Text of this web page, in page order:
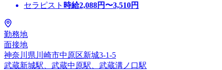
セラピスト 時給2,088円〜3,510円
勤務地
面接地
神奈川県川崎市中原区新城3-1-5
武蔵新城駅、武蔵中原駅、武蔵溝ノ口駅